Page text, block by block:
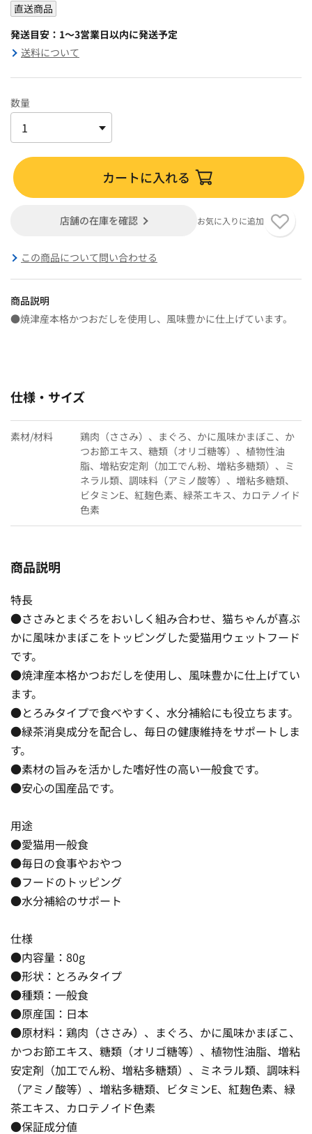
直送商品
発送目安：1～3営業日以内に発送予定
送料について
数量
カートに入れる
店舗の在庫を確認 お気に入りに追加
この商品について問い合わせる
商品説明
●焼津産本格かつおだしを使用し、風味豊かに仕上げています。
仕様・サイズ
素材/材料
鶏肉（ささみ）、まぐろ、かに風味かまぼこ、か
つお節エキス、糖類（オリゴ糖等）、植物性油
脂、増粘安定剤（加工でん粉、増粘多糖類）、ミ
ネラル類、調味料（アミノ酸等）、増粘多糖類、
ビタミンE、紅麹色素、緑茶エキス、カロテノイド
色素
商品説明
特長
●ささみとまぐろをおいしく組み合わせ、猫ちゃんが喜ぶ
かに風味かまぼこをトッピングした愛猫用ウェットフード
です。
●焼津産本格かつおだしを使用し、風味豊かに仕上げてい
ます。
●とろみタイプで食べやすく、水分補給にも役立ちます。
●緑茶消臭成分を配合し、毎日の健康維持をサポートしま
す。
●素材の旨みを活かした嗜好性の高い一般食です。
●安心の国産品です。
用途
●愛猫用一般食
●毎日の食事やおやつ
●フードのトッピング
●水分補給のサポート
仕様
●内容量：80g
●形状：とろみタイプ
●種類：一般食
●原産国：日本
●原材料：鶏肉（ささみ）、まぐろ、かに風味かまぼこ、
かつお節エキス、糖類（オリゴ糖等）、植物性油脂、増粘
安定剤（加工でん粉、増粘多糖類）、ミネラル類、調味料
（アミノ酸等）、増粘多糖類、ビタミンE、紅麹色素、緑
茶エキス、カロテノイド色素
●保証成分値